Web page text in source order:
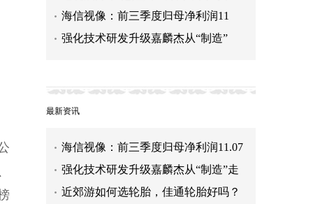
海信视像：前三季度归母净利润11
强化技术研发升级嘉麟杰从“制造”
最新资讯
为什么要选择钢模板租赁？瑞银模板
告诉你！
逆境展芳华 把握人生方向，网约车女